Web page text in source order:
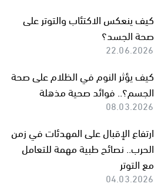
كيف ينعكس الاكتئاب والتوتر على
صحة الجسد؟
22.06.2026
كيف يؤثر النوم في الظلام على صحة
الجسم؟.. فوائد صحية مذهلة
08.03.2026
ارتفاع الإقبال على المهدئات في زمن
الحرب.. نصائح طبية مهمة للتعامل
مع التوتر
04.03.2026